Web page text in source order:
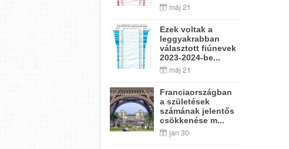
máj 21
Ezek voltak a
leggyakrabban
választott fiúnevek
2023-2024-be...
máj 21
Franciaországban
a születések
számának jelentős
csökkenése m...
jan 30